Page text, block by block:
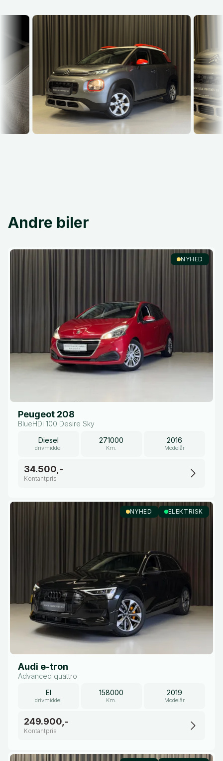
Andre biler
NYHED
Peugeot 208
BlueHDi 100 Desire Sky
Diesel
drivmiddel
271000
Km.
2016
Modelår
34.500,-
Kontantpris
NYHED ELEKTRISK
Audi e-tron
Advanced quattro
El
drivmiddel
158000
Km.
2019
Modelår
249.900,-
Kontantpris